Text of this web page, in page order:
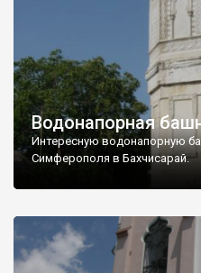
Водонапорная
Интересную водонапорную
Симферополя в Бахчисарай.